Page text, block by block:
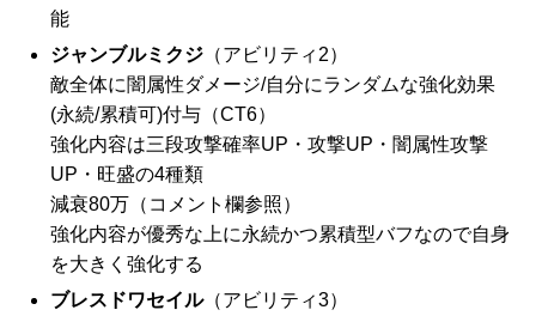
能
ジャンブルミクジ （アビリティ2）
敵全体に闇属性ダメージ/自分にランダムな強化効果
(永続/累積可)付与（CT6）
強化内容は三段攻撃確率UP・攻撃UP・闇属性攻撃
UP・旺盛の4種類
減衰80万（コメント欄参照）
強化内容が優秀な上に永続かつ累積型バフなので自身
を大きく強化する
ブレスドワセイル（アビリティ3）